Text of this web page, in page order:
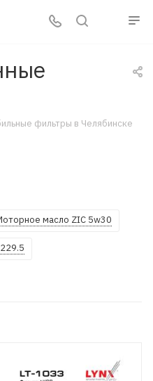
фильтры в Челябинске
масло ZIC 5w30